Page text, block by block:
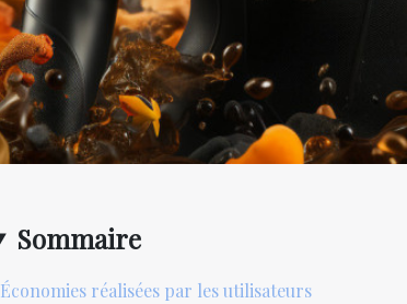
Sommaire
Économies réalisées par les utilisateurs